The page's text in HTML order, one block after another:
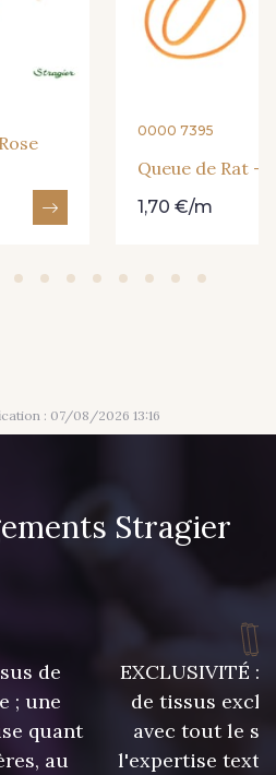
316 - Gris perle
233 - Noir
208 - Rose
306 - Vert bouteille
0000 7395
Queue de Rat -
1,70 €/m
: 07/08/2026 13:16
Stragier
de
; une
quant
au
EXCLUSIVITÉ :
de tissus
avec tout le
l'expertise